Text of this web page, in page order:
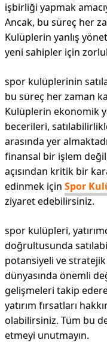
işbirliği yapmak
Ancak, bu süreç her
Kulüplerin yanlış
yeni sahipler için
spor kulüplerinin
bu süreç her zaman
Kulüplerin ekonomik
becerileri,
arasında yer
finansal bir işlem
açısından kritik bir
edinmek için Spor
ziyaret edebilirsiniz.
spor kulüpleri,
doğrultusunda
potansiyeli ve
dünyasında önemli
gelişmeleri takip
yatırım fırsatları
olabilirsiniz. Tüm bu
etmeyi unutmayın.